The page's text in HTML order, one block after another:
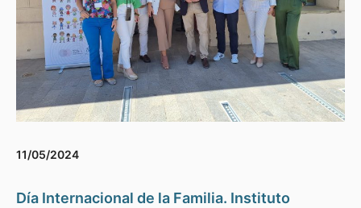
11/05/2024
Día Internacional de la Familia. Instituto